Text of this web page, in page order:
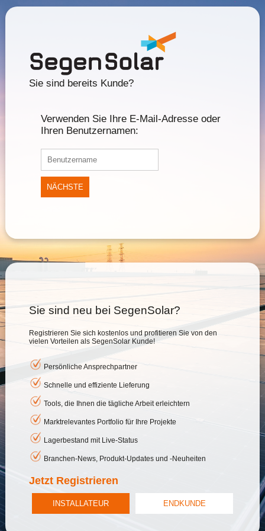
Sie sind bereits Kunde?
Verwenden Sie Ihre E-Mail-Adresse oder
Ihren Benutzernamen:
NÄCHSTE
Sie sind neu bei SegenSolar?
Registrieren Sie sich kostenlos und profitieren Sie von den
vielen Vorteilen als SegenSolar Kunde!
Persönliche Ansprechpartner
Schnelle und effiziente Lieferung
Tools, die Ihnen die tägliche Arbeit erleichtern
Marktrelevantes Portfolio für Ihre Projekte
Lagerbestand mit Live-Status
Branchen-News, Produkt-Updates und -Neuheiten
Jetzt Registrieren
INSTALLATEUR ENDKUNDE